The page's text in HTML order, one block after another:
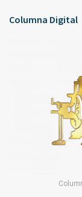
Columna Digital